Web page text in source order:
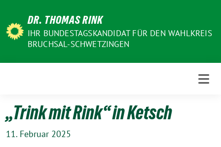
Inhalt
DR. THOMAS RINK
IHR BUNDESTAGSKANDIDAT FÜR DEN WAHLKREIS
BRUCHSAL-SCHWETZINGEN
„Trink mit Rink“ in Ketsch
11. Februar 2025